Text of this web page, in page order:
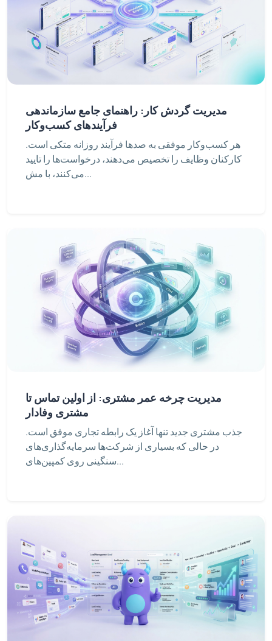
مدیریت گردش کار: راهنمای جامع سازماندهی
فرآیندهای کسب‌وکار
هر کسب‌وکار موفقی به صدها فرآیند روزانه متکی است.
کارکنان وظایف را تخصیص می‌دهند، درخواست‌ها را تایید
می‌کنند، با مش...
مدیریت چرخه عمر مشتری: از اولین تماس تا
مشتری وفادار
جذب مشتری جدید تنها آغاز یک رابطه تجاری موفق است.
در حالی که بسیاری از شرکت‌ها سرمایه‌گذاری‌های
سنگینی روی کمپین‌های...